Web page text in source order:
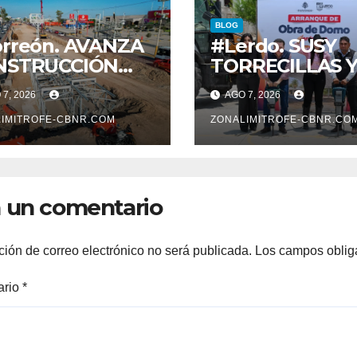
AVANZA
SISTEMA VIAL
SOBRE
7, 2026
CBNR.COM
BLOG
#Lerdo. SUSY
TORRECILLAS Y
ESTEBAN
ENTREGAN
TÍTULOS DE
PROPIEDAD A
DOMO EN
AGO 7, 2026
ZONALIMITROFE-
un comentario
de correo electrónico no será publicada. Los campos
*